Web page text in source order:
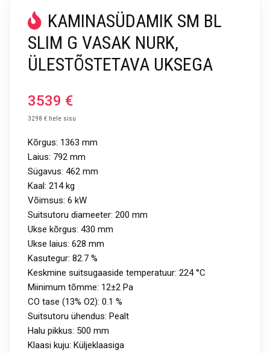
KAMINASÜDAMIK SM BL
SLIM G VASAK NURK,
ÜLESTÕSTETAVA UKSEGA
3539 €
3298 € hele sisu
Kõrgus: 1363 mm
Laius: 792 mm
Sügavus: 462 mm
Kaal: 214 kg
Võimsus: 6 kW
Suitsutoru diameeter: 200 mm
Ukse kõrgus: 430 mm
Ukse laius: 628 mm
Kasutegur: 82.7 %
Keskmine suitsugaaside temperatuur: 224 °C
Miinimum tõmme: 12±2 Pa
CO tase (13% O2): 0.1 %
Suitsutoru ühendus: Pealt
Halu pikkus: 500 mm
Klaasi kuju: Küljeklaasiga